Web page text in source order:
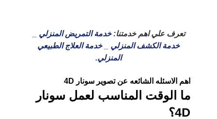
تعرف علي اهم خدمتنا: خدمة التمريض المنزلي
خدمة الكشف المنزلي _خدمة العلاج الطبيعي
المنزلي.
اهم الاسئله الشائعه عن تصوير سونار 4D
ما الوقت المناسب لعمل سونار
4D ؟